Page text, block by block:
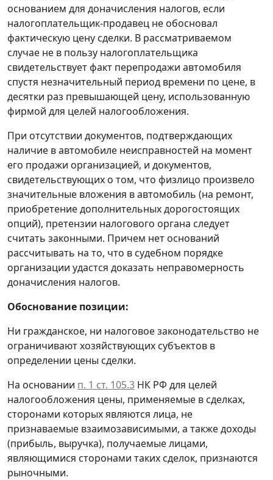
основанием для доначисления налогов, если
налогоплательщик-продавец не обосновал
фактическую цену сделки. В рассматриваемом
случае не в пользу налогоплательщика
свидетельствует факт перепродажи автомобиля
спустя незначительный период времени по цене, в
десятки раз превышающей цену, использованную
фирмой для целей налогообложения.
При отсутствии документов, подтверждающих
наличие в автомобиле неисправностей на момент
его продажи организацией, и документов,
свидетельствующих о том, что физлицо произвело
значительные вложения в автомобиль (на ремонт,
приобретение дополнительных дорогостоящих
опций), претензии налогового органа следует
считать законными. Причем нет оснований
рассчитывать на то, что в судебном порядке
организации удастся доказать неправомерность
доначисления налогов.
Обоснование позиции:
Ни гражданское, ни налоговое законодательство не
ограничивают хозяйствующих субъектов в
определении цены сделки.
На основании п. 1 ст. 105.3 НК РФ для целей
налогообложения цены, применяемые в сделках,
сторонами которых являются лица, не
признаваемые взаимозависимыми, а также доходы
(прибыль, выручка), получаемые лицами,
являющимися сторонами таких сделок, признаются
рыночными.